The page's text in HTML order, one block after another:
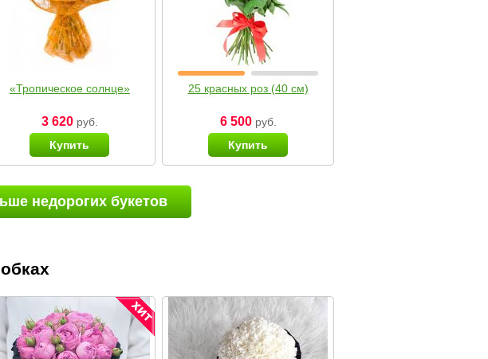
«Тропическое солнце»
3 620руб.
Купить
25 красных роз (40 см)
6 500руб.
Купить
недорогих букетов